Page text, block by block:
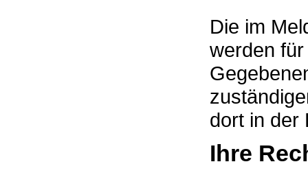
Die im
werden
dort in der
Ihre